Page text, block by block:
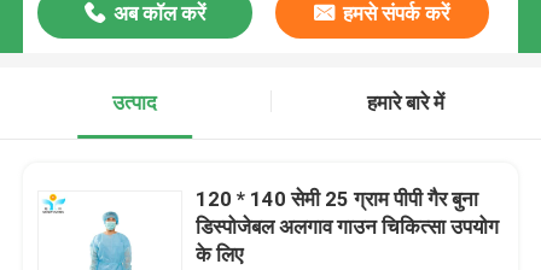
अब कॉल करें हमसे संपर्क करें
उत्पाद हमारे बारे में
120 * 140 सेमी 25 ग्राम पीपी गैर बुना
डिस्पोजेबल अलगाव गाउन चिकित्सा उपयोग
के लिए